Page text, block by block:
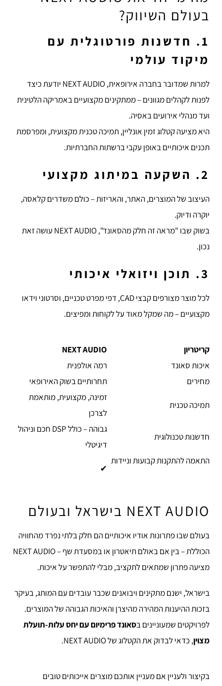
בעולם השיווק?
1. חדשנות פורטוגלית עם
מיקוד עולמי
למרות שמדובר בחברה אירופאית, NEXT AUDIO יודעת כיצד
לפנות לקהלים מגוונים – ממתקינים מקצועיים באמריקה הלטינית
ועד מנהלי אירועים באסיה.
היא מציעה קטלוג זמין אונליין, תמיכה טכנית מקצועית, ומפרסמת
תכנים איכותיים באופן עקבי ברשתות החברתיות.
2. השקעה במיתוג מקצועי
העיצוב של המוצרים, האתר, והאריזות – כולם משדרים קלאסה,
יוקרה ודיוק.
בשוק שבו "מראה זה חלק מהסאונד", NEXT AUDIO עושה זאת
נכון.
3. תוכן ויזואלי איכותי
לכל מוצר מצורפים קבצי CAD, דפי מפרט טכניים, וסרטוני וידאו
מקצועיים – מה שמקל מאוד על לקוחות ומפיצים.
קריטריון
NEXT AUDIO
איכות סאונד
רמה אולפנית
מחירים
תחרותיים בשוק האירופאי
תמיכה טכנית
זמינה, מקצועית, מותאמת
לצרכן
חדשנות טכנולוגית
גבוהה – כולל DSP חכם וניהול
דיגיטלי
התאמה להתקנות קבועות וניידות
✔
NEXT AUDIO בישראל ובעולם
בעולם שבו פתרונות אודיו איכותיים הם חלק בלתי נפרד מהחוויה
הכוללת – בין אם באולם תיאטרון או במסעדת שף – NEXT AUDIO
מציעה פתרון שמתאים לתקציב, מבלי להתפשר על איכות.
בישראל, ישנם מתקינים ויבואנים שכבר עובדים עם המותג, בעיקר
בזכות ההיענות המהירה מהיצרן והאיכות הגבוהה של המוצרים.
לפרויקטים שמעוניינים בסאונד פרימיום עם יחס עלות-תועלת
מצוין, כדאי לבדוק את הקטלוג של NEXT AUDIO.
בקיצור ולעניין אם מעניין אותכם מוצרים אייכותים טובים